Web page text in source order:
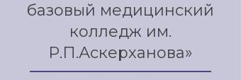
базовый медицинский
колледж им.
Р.П.Аскерханова»